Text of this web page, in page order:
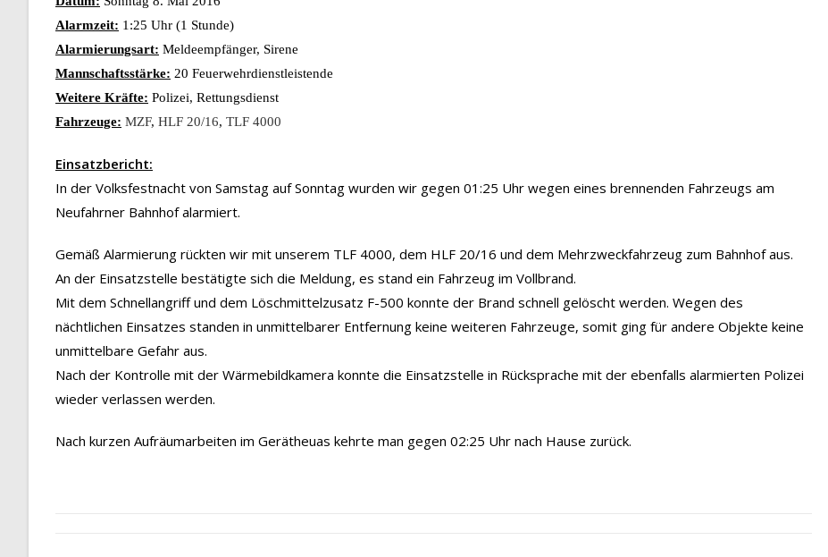
Alarmzeit: 1:25 Uhr (1 Stunde)
Alarmierungsart: Meldeempfänger, Sirene
Mannschaftsstärke: 20 Feuerwehrdienstleistende
Weitere Kräfte: Polizei, Rettungsdienst
Fahrzeuge: MZF, HLF 20/16, TLF 4000
Einsatzbericht:
In der Volksfestnacht von Samstag auf Sonntag wurden wir gegen 01:25 Uhr wegen eines brennenden Fahrzeugs am
Neufahrner Bahnhof alarmiert.
Gemäß Alarmierung rückten wir mit unserem TLF 4000, dem HLF 20/16 und dem Mehrzweckfahrzeug zum Bahnhof aus.
An der Einsatzstelle bestätigte sich die Meldung, es stand ein Fahrzeug im Vollbrand.
Mit dem Schnellangriff und dem Löschmittelzusatz F-500 konnte der Brand schnell gelöscht werden. Wegen des
nächtlichen Einsatzes standen in unmittelbarer Entfernung keine weiteren Fahrzeuge, somit ging für andere Objekte keine
unmittelbare Gefahr aus.
Nach der Kontrolle mit der Wärmebildkamera konnte die Einsatzstelle in Rücksprache mit der ebenfalls alarmierten Polizei
wieder verlassen werden.
Nach kurzen Aufräumarbeiten im Gerätheuas kehrte man gegen 02:25 Uhr nach Hause zurück.